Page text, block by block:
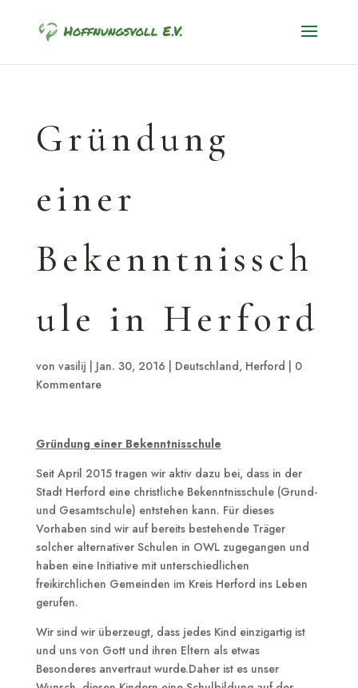
Gründung
einer
Bekenntnissch
ule in Herford
von vasilij Jan. 30, 2016 Deutschland, Herford
0
Kommentare
Gründung einer Bekenntnisschule
Seit April 2015 tragen wir aktiv dazu bei, dass in der
Stadt Herford eine christliche Bekenntnisschule (Grund-
und Gesamtschule) entstehen kann. Für dieses
Vorhaben sind wir auf bereits bestehende Träger
solcher alternativer Schulen in OWL zugegangen und
haben eine Initiative mit unterschiedlichen
freikirchlichen Gemeinden im Kreis Herford ins Leben
gerufen.
Wir sind wir überzeugt, dass jedes Kind einzigartig ist
und uns von Gott und ihren Eltern als etwas
Besonderes anvertraut wurde.Daher ist es unser